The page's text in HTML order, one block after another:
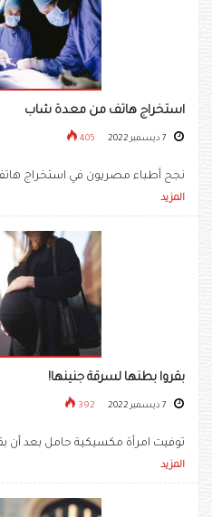
استخراج هاتف من معدة شاب
405
نجح أطباء مصريون في استخراج
المزيد
بقروا بطنها لسرقة جنينها!
392
توفيت امرأة مكسيكية حامل بعد أن
المزيد